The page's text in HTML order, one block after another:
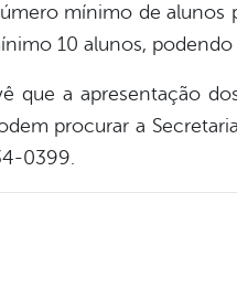
mínimo de
10 alunos, podendo
que a apresentação
procurar a
0399.